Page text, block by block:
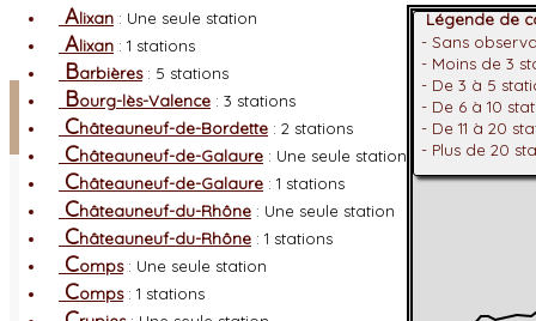
Facebook
Connexion adhérent
Alixan : Une seule station
Alixan : 1 stations
Barbières: 5 stations
Bourg-lès-Valence : 3 stations
Châteauneuf-de-Bordette : 2 stations
Châteauneuf-de-Galaure : Une seule station
Châteauneuf-de-Galaure : 1 stations
Châteauneuf-du-Rhône : Une seule station
Châteauneuf-du-Rhône : 1 stations
Comps: Une seule station
Comps: 1 stations
Légende de
- Sans
- Moins de 3
- De 3 à 5
- De 6 à 10
- De 11 à 20
- Plus de 20